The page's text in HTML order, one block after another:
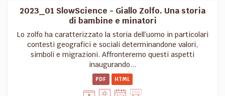
2023_01 SlowScience - Giallo Zolfo. Una storia
di bambine e minatori
Lo zolfo ha caratterizzato la storia dell’uomo in particolari
contesti geografici e sociali determinandone valori,
simboli e migrazioni. Affronteremo questi aspetti
inaugurando...
PDF HTML